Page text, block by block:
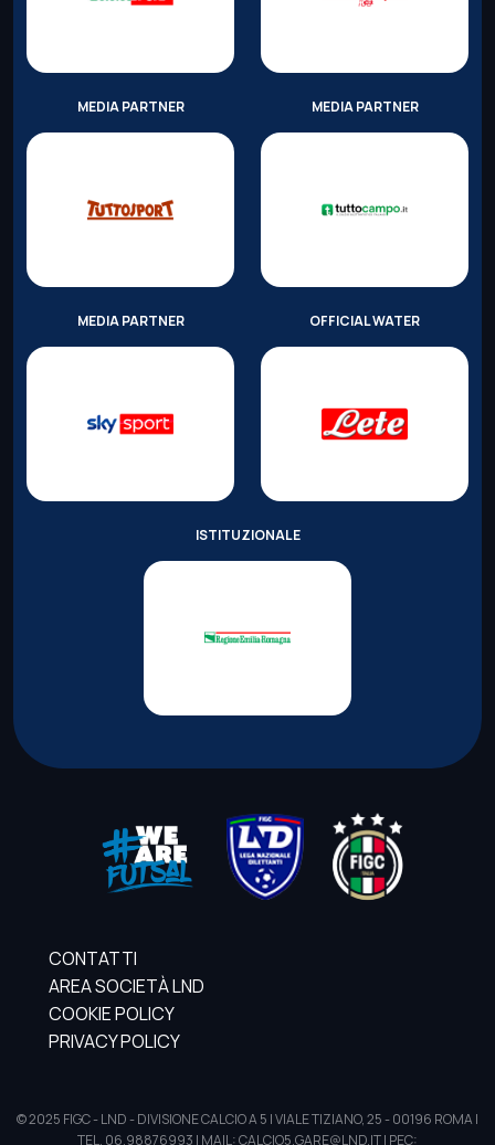
MEDIA PARTNER MEDIA PARTNER
MEDIA PARTNER OFFICIAL WATER
ISTITUZIONALE
CONTATTI
AREA SOCIETÀ LND
COOKIE POLICY
PRIVACY POLICY
© 2025 FIGC - LND - DIVISIONE CALCIO A 5 | VIALE TIZIANO, 25 - 00196 ROMA |
TEL. 06.98876993 | MAIL: CALCIO5.GARE@LND.IT | PEC: